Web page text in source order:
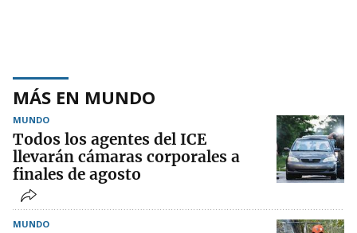
MÁS EN MUNDO
MUNDO
Todos los agentes del ICE
llevarán cámaras corporales a
finales de agosto
MUNDO